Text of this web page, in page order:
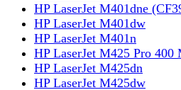
HP LaserJet M401dne
HP LaserJet M401dw
HP LaserJet M401n
HP LaserJet M425 Pro 400
HP LaserJet M425dn
HP LaserJet M425dw